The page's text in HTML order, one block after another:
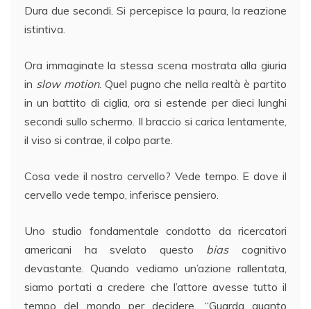
Dura due secondi. Si percepisce la paura, la reazione
istintiva.
Ora immaginate la stessa scena mostrata alla giuria
in slow motion. Quel pugno che nella realtà è partito
in un battito di ciglia, ora si estende per dieci lunghi
secondi sullo schermo. Il braccio si carica lentamente,
il viso si contrae, il colpo parte.
Cosa vede il nostro cervello? Vede tempo. E dove il
cervello vede tempo, inferisce pensiero.
Uno studio fondamentale condotto da ricercatori
americani ha svelato questo biascognitivo
devastante. Quando vediamo un’azione rallentata,
siamo portati a credere che l’attore avesse tutto il
tempo del mondo per decidere. “Guarda quanto